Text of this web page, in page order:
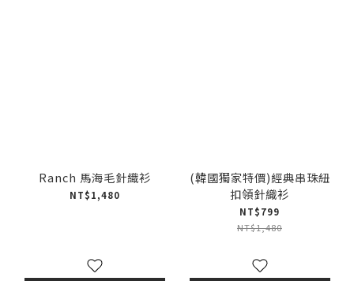
Ranch 馬海毛針織衫
NT$1,480
(韓國獨家特價)經典串珠紐
扣領針織衫
NT$799
NT$1,480